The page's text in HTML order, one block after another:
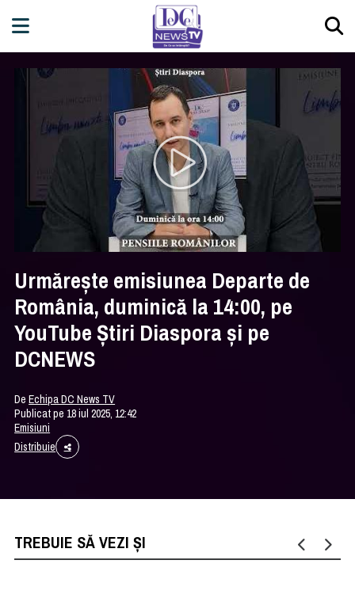
Urmărește emisiunea Departe de
România, duminică la 14:00, pe
YouTube Știri Diaspora și pe
DCNEWS
DeEchipa DC News TV
Publicat pe 18 iul 2025, 12:42
Emisiuni
Distribuie
TREBUIE SĂ VEZI ȘI